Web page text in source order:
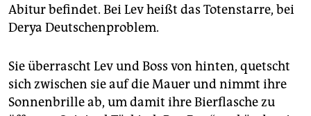
Abitur befindet. Bei Lev heißt das Totenstarre, bei
Derya Deutschenproblem.
Sie überrascht Lev und Boss von hinten, quetscht
sich zwischen sie auf die Mauer und nimmt ihre
Sonnenbrille ab, um damit ihre Bierflasche zu